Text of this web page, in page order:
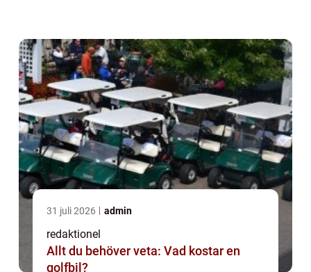
31 juli 2026 admin
redaktionel
Allt du behöver veta: Vad kostar en
golfbil?